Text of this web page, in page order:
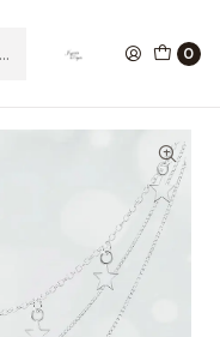
0
Italiana 925 modelo